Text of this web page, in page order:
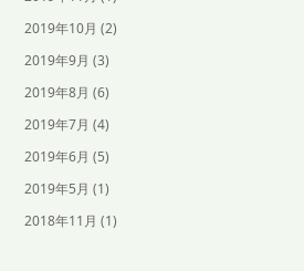
2019年10月 (2)
2019年9月 (3)
2019年8月 (6)
2019年7月 (4)
2019年6月 (5)
2019年5月 (1)
2018年11月 (1)